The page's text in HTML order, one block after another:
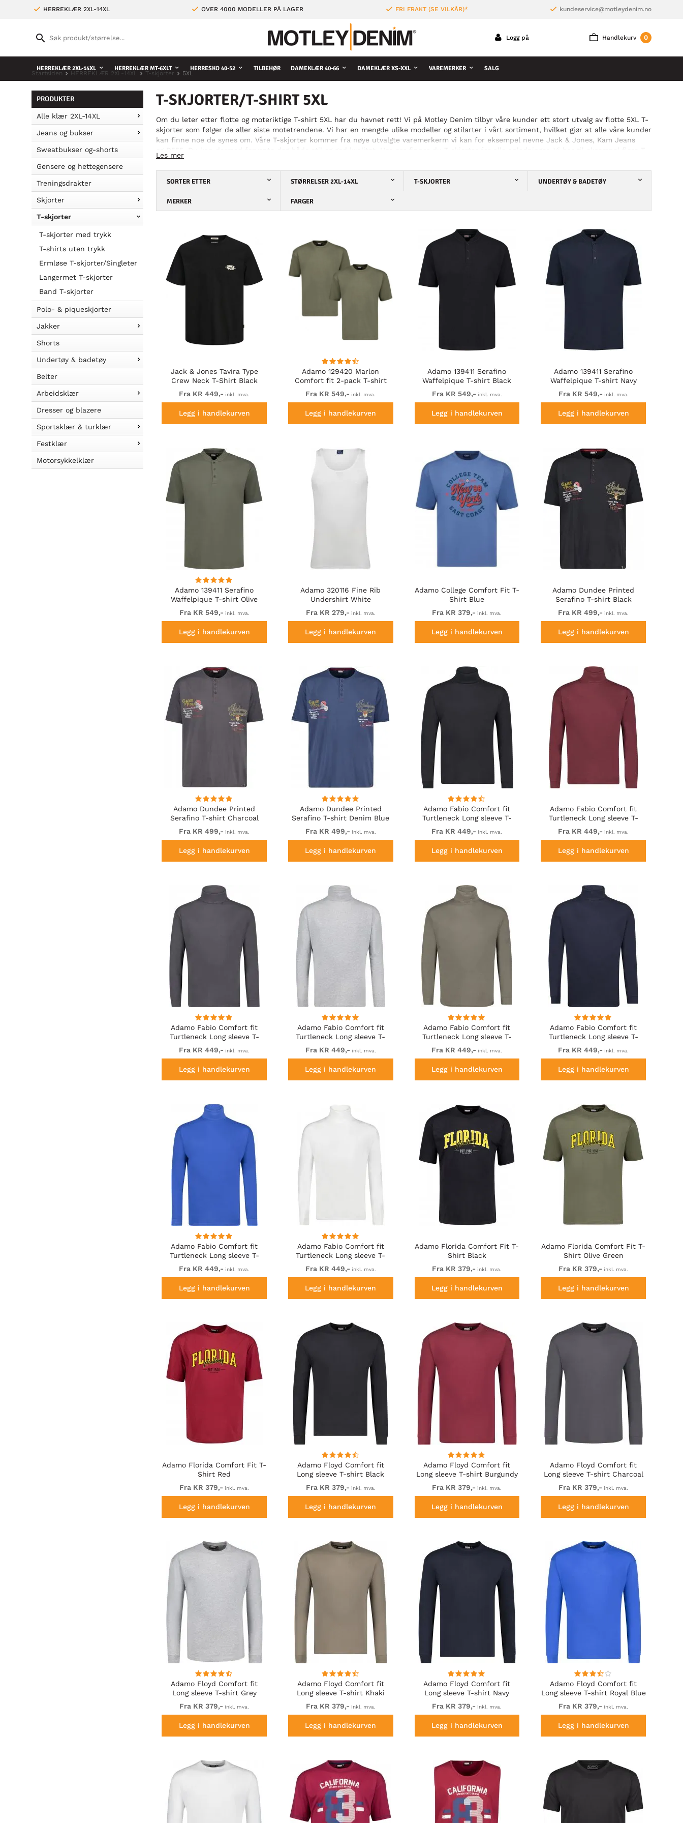
HERREKLÆR 2XL-14XL OVER 4000 MODELLER PÅ LAGER FRI FRAKT (SE VILKÅR)* kundeservice@motleydenim.no
Handlekurv 0
Logg på
HERREKLÆR 2XL-14XL HERREKLÆR MT-6XLT HERRESKO 40-52 TILBEHØR DAMEKLÆR 40-66 DAMEKLÆR XS-XXL VAREMERKER SALG
Startsiden HERREKLÆR 2XL-14XL T-skjorter 5XL
PRODUKTER
Alle klær 2XL-14XL
Jeans og bukser
Sweatbukser og-shorts
Gensere og hettegensere
Treningsdrakter
Skjorter
T-skjorter
T-skjorter med trykk
T-shirts uten trykk
Ermløse T-skjorter/Singleter
Langermet T-skjorter
Band T-skjorter
Polo- & piqueskjorter
Jakker
Shorts
Undertøy & badetøy
Belter
Arbeidsklær
Dresser og blazere
Sportsklær & turklær
Festklær
Motorsykkelklær
T-SKJORTER/T-SHIRT 5XL
Om du leter etter flotte og moteriktige T-shirt 5XL har du havnet rett! Vi på Motley Denim tilbyr våre kunder ett stort utvalg av flotte 5XL T-
skjorter som følger de aller siste motetrendene. Vi har en mengde ulike modeller og stilarter i vårt sortiment, hvilket gjør at alle våre kunder
kan finne noe de synes om. Våre T-skjorter kommer fra nøye utvalgte varemerkerm vi kan for eksempel nevne Jack & Jones, Kam Jeans
skjorter med flotte trykk på som passer både til hverdag og til fest. Dessuten har vi enklere ensfargede T-skjorter som passer perfekt under
en hoodie eller til å trene i. Hva du enn leter etter, finner du det hos oss!
Les mer
SORTER ETTER STØRRELSER 2XL-14XL T-SKJORTER UNDERTØY & BADETØY
MERKER FARGER
Jack & Jones Tavira Type
Crew Neck T-Shirt Black
Fra KR 449,- inkl. mva.
Legg i handlekurven
Adamo 129420 Marlon
Comfort fit 2-pack T-shirt
Olive Green
Fra KR 549,- inkl. mva.
Legg i handlekurven
Adamo 139411 Serafino
Waffelpique T-shirt Black
Fra KR 549,- inkl. mva.
Legg i handlekurven
Adamo 139411 Serafino
Waffelpique T-shirt Navy
Fra KR 549,- inkl. mva.
Legg i handlekurven
Adamo 139411 Serafino
Waffelpique T-shirt Olive
Green
Fra KR 549,- inkl. mva.
Legg i handlekurven
Adamo 320116 Fine Rib
Undershirt White
Fra KR 279,- inkl. mva.
Legg i handlekurven
Adamo College Comfort Fit T-
Shirt Blue
Fra KR 379,- inkl. mva.
Legg i handlekurven
Adamo Dundee Printed
Serafino T-shirt Black
Fra KR 499,- inkl. mva.
Legg i handlekurven
Adamo Dundee Printed
Serafino T-shirt Charcoal
Fra KR 499,- inkl. mva.
Legg i handlekurven
Adamo Dundee Printed
Serafino T-shirt Denim Blue
Fra KR 499,- inkl. mva.
Legg i handlekurven
Adamo Fabio Comfort fit
Turtleneck Long sleeve T-
shirt Black
Fra KR 449,- inkl. mva.
Legg i handlekurven
Adamo Fabio Comfort fit
Turtleneck Long sleeve T-
shirt Burgundy
Fra KR 449,- inkl. mva.
Legg i handlekurven
Adamo Fabio Comfort fit
Turtleneck Long sleeve T-
shirt Charcoal
Fra KR 449,- inkl. mva.
Legg i handlekurven
Adamo Fabio Comfort fit
Turtleneck Long sleeve T-
shirt Grey
Fra KR 449,- inkl. mva.
Legg i handlekurven
Adamo Fabio Comfort fit
Turtleneck Long sleeve T-
shirt Khaki
Fra KR 449,- inkl. mva.
Legg i handlekurven
Adamo Fabio Comfort fit
Turtleneck Long sleeve T-
shirt Navy
Fra KR 449,- inkl. mva.
Legg i handlekurven
Adamo Fabio Comfort fit
Turtleneck Long sleeve T-
shirt Royal blue
Fra KR 449,- inkl. mva.
Legg i handlekurven
Adamo Fabio Comfort fit
Turtleneck Long sleeve T-
shirt White
Fra KR 449,- inkl. mva.
Legg i handlekurven
Adamo Florida Comfort Fit T-
Shirt Black
Fra KR 379,- inkl. mva.
Legg i handlekurven
Adamo Florida Comfort Fit T-
Shirt Olive Green
Fra KR 379,- inkl. mva.
Legg i handlekurven
Adamo Florida Comfort Fit T-
Shirt Red
Fra KR 379,- inkl. mva.
Legg i handlekurven
Adamo Floyd Comfort fit
Long sleeve T-shirt Black
Fra KR 379,- inkl. mva.
Legg i handlekurven
Adamo Floyd Comfort fit
Long sleeve T-shirt Burgundy
Fra KR 379,- inkl. mva.
Legg i handlekurven
Adamo Floyd Comfort fit
Long sleeve T-shirt Charcoal
Fra KR 379,- inkl. mva.
Legg i handlekurven
Adamo Floyd Comfort fit
Long sleeve T-shirt Grey
Fra KR 379,- inkl. mva.
Legg i handlekurven
Adamo Floyd Comfort fit
Long sleeve T-shirt Khaki
Fra KR 379,- inkl. mva.
Legg i handlekurven
Adamo Floyd Comfort fit
Long sleeve T-shirt Navy
Fra KR 379,- inkl. mva.
Legg i handlekurven
Adamo Floyd Comfort fit
Long sleeve T-shirt Royal Blue
Fra KR 379,- inkl. mva.
Legg i handlekurven